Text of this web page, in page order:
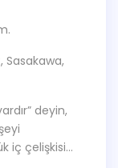
Sasakawa,
deyin,
iç çelişkisi…